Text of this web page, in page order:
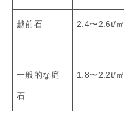
越前石 2.4〜2.6t/㎥
一般的な庭
石
1.8〜2.2t/㎥